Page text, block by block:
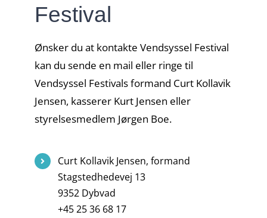
Festival
Ønsker du at kontakte Vendsyssel Festival
kan du sende en mail eller ringe til
Vendsyssel Festivals formand Curt Kollavik
Jensen, kasserer Kurt Jensen eller
styrelsesmedlem Jørgen Boe.
Curt Kollavik Jensen, formand
Stagstedhedevej 13
9352 Dybvad
+45 25 36 68 17